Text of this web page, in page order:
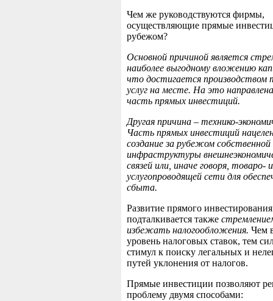
Чем же руководствуются фирмы,
осуществляющие прямые
рубежом?
Основной причиной является
наиболее выгодному вложению
что достигается производством
услуг на месте. На это
часть прямых инвестиций.
Другая причина – технико-
Часть прямых инвестиций
создание за рубежом собственной
инфраструктуры
связей или, иначе говоря, товаро- и
услугопроводящей сети для
сбыта.
Развитие прямого инвестирования
подталкивается также
избежать налогообложения. Чем
уровень налоговых ставок, тем
стимул к поиску легальных и
путей уклонения от налогов.
Прямые инвестиции позволяют
проблему двумя способами: